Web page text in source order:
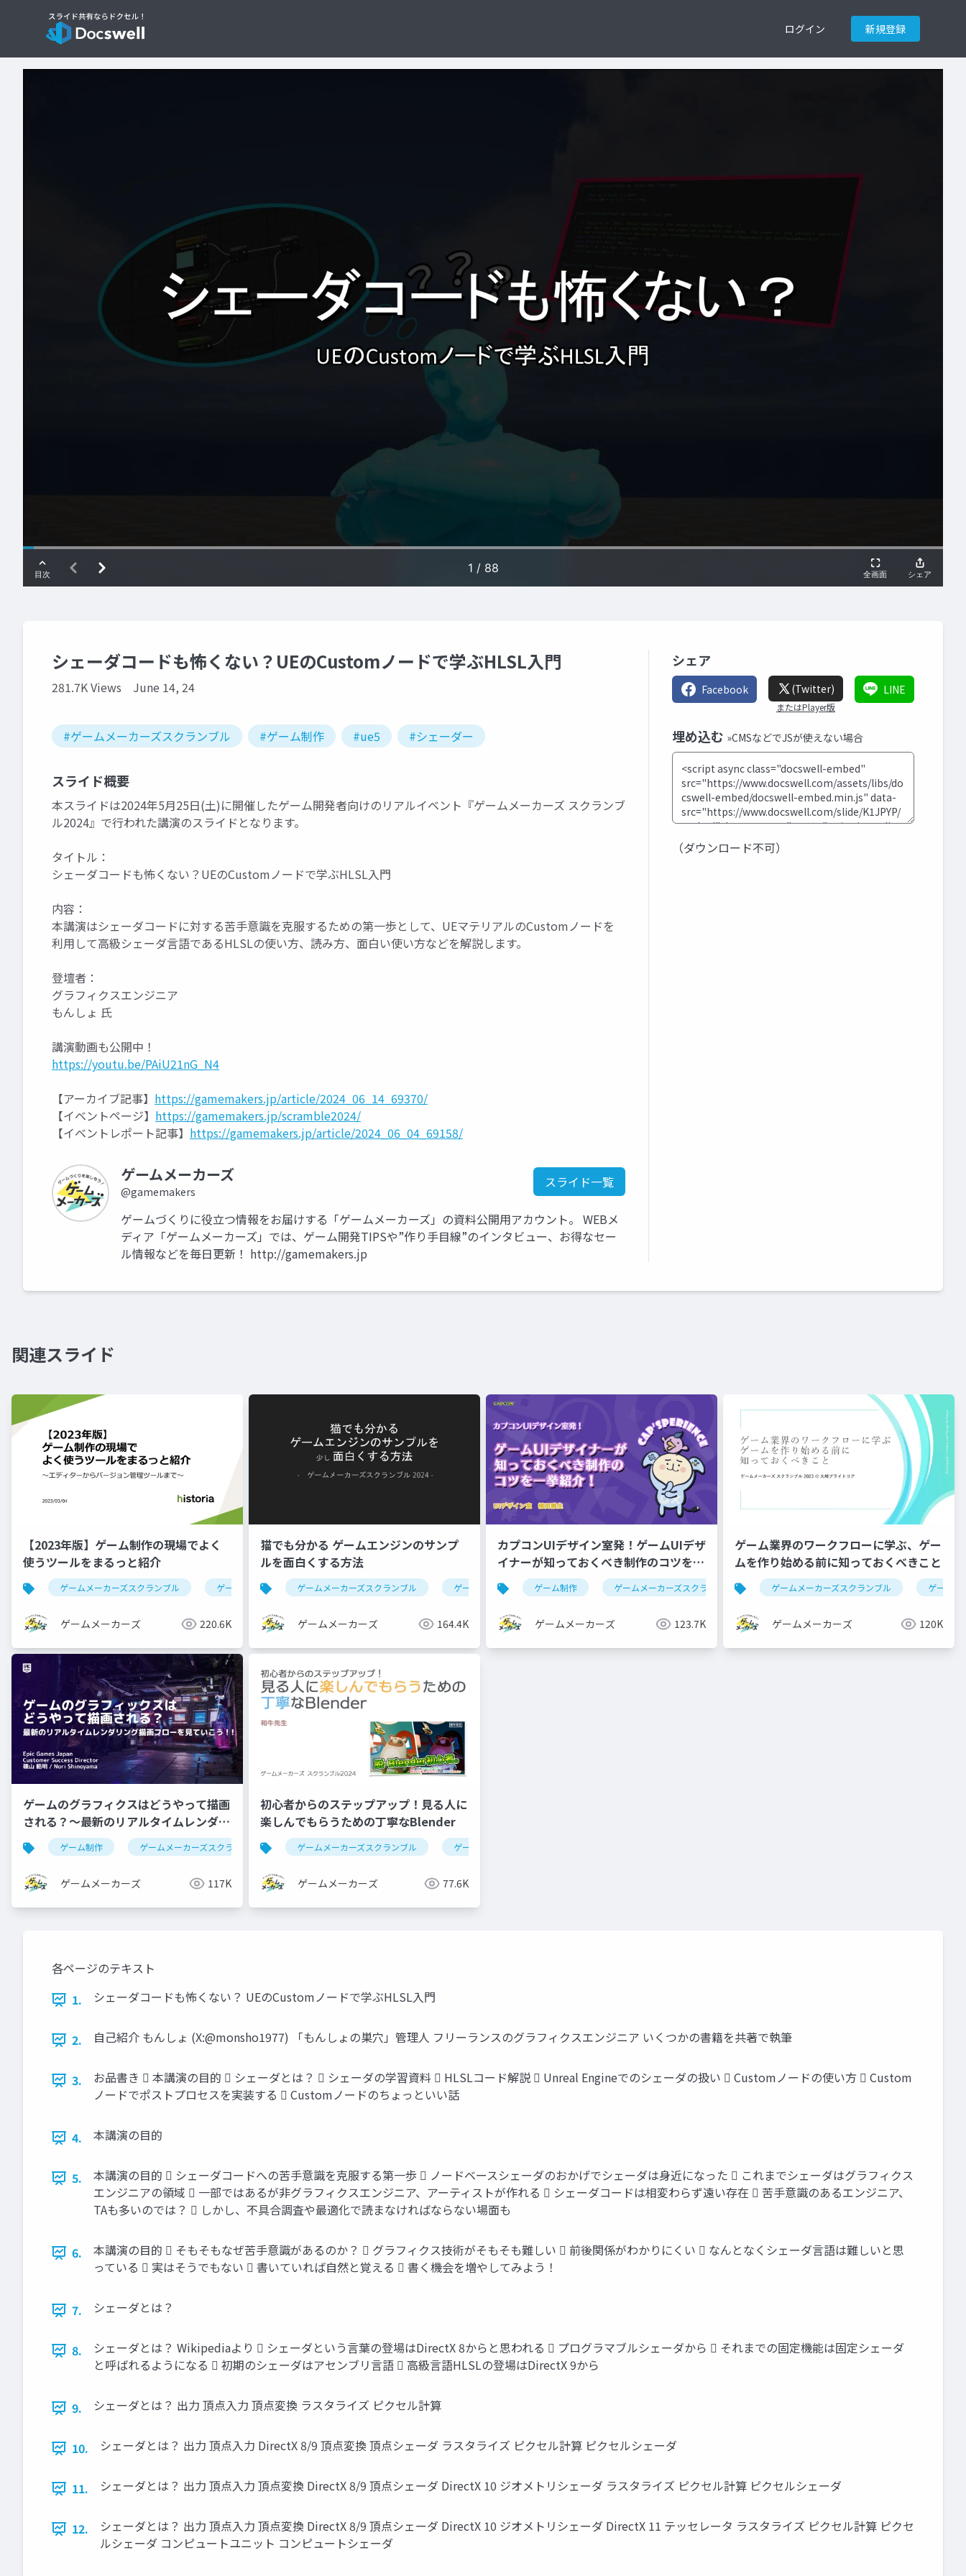
ログイン 新規登録
シェーダコードも怖くない？UEのCustomノードで学ぶHLSL入門
281.7K Views June 14, 24
#ゲームメーカーズスクランブル #ゲーム制作 #ue5 #シェーダー
スライド概要
本スライドは2024年5月25日(土)に開催したゲーム開発者向けのリアルイベント『ゲームメーカーズ スクランブ
ル2024』で行われた講演のスライドとなります。
タイトル：
シェーダコードも怖くない？UEのCustomノードで学ぶHLSL入門
内容：
本講演はシェーダコードに対する苦手意識を克服するための第一歩として、UEマテリアルのCustomノードを
利用して高級シェーダ言語であるHLSLの使い方、読み方、面白い使い方などを解説します。
登壇者：
グラフィクスエンジニア
もんしょ 氏
講演動画も公開中！
https://youtu.be/PAiU21nG_N4
【アーカイブ記事】 https://gamemakers.jp/article/2024_06_14_69370/
【イベントページ】 https://gamemakers.jp/scramble2024/
【イベントレポート記事】 https://gamemakers.jp/article/2024_06_04_69158/
ゲームメーカーズ
@gamemakers
スライド一覧
ゲームづくりに役立つ情報をお届けする「ゲームメーカーズ」の資料公開用アカウント。 WEBメ
ディア「ゲームメーカーズ」では、ゲーム開発TIPSや”作り手目線”のインタビュー、お得なセー
ル情報などを毎日更新！ http://gamemakers.jp
シェア
Facebook (Twitter)
またはPlayer版
LINE
埋め込む »CMSなどでJSが使えない場合
（ダウンロード不可）
関連スライド
【2023年版】ゲーム制作の現場でよく
使うツールをまるっと紹介
ゲームメーカーズスクランブル ゲーム制作 ツール紹介
ゲームメーカーズ 220.6K
猫でも分かる ゲームエンジンのサンプ
ルを面白くする方法
ゲームメーカーズスクランブル ゲーム制作 ゲームエンジン
ゲームメーカーズ 164.4K
カプコンUIデザイン室発！ゲームUIデザ
イナーが知っておくべき制作のコツを一
挙紹介！ゲーム制作 ゲームメーカーズスクランブル デザイン ui
ゲームメーカーズ 123.7K
ゲーム業界のワークフローに学ぶ、ゲー
ムを作り始める前に知っておくべきこと
ゲームメーカーズスクランブル ゲーム制
ゲームメーカーズ 120K
ゲームのグラフィクスはどうやって描画
される？～最新のリアルタイムレンダリ
ング描画フローを見ていこう！～
ゲーム制作 ゲームメーカーズスクランブル レンダリング cg グラフィックス
ゲームメーカーズ 117K
初心者からのステップアップ！見る人に
楽しんでもらうための丁寧なBlender
ゲームメーカーズスクランブル ゲーム制作
ゲームメーカーズ 77.6K
各ページのテキスト
1.
シェーダコードも怖くない？ UEのCustomノードで学ぶHLSL入門
2. 自己紹介 もんしょ (X:@monsho1977) 「もんしょの巣穴」管理人 フリーランスのグラフィクスエンジニア いくつかの書籍を共著で執筆
3.
お品書き  本講演の目的  シェーダとは？  シェーダの学習資料  HLSLコード解説  Unreal Engineでのシェーダの扱い  Customノードの使い方  Custom
ノードでポストプロセスを実装する  Customノードのちょっといい話
4. 本講演の目的
5.
本講演の目的  シェーダコードへの苦手意識を克服する第一歩  ノードベースシェーダのおかげでシェーダは身近になった  これまでシェーダはグラフィクス
エンジニアの領域  一部ではあるが非グラフィクスエンジニア、アーティストが作れる  シェーダコードは相変わらず遠い存在  苦手意識のあるエンジニア、
TAも多いのでは？  しかし、不具合調査や最適化で読まなければならない場面も
6.
本講演の目的  そもそもなぜ苦手意識があるのか？  グラフィクス技術がそもそも難しい  前後関係がわかりにくい  なんとなくシェーダ言語は難しいと思
っている  実はそうでもない  書いていれば自然と覚える  書く機会を増やしてみよう！
7. シェーダとは？
8.
シェーダとは？ Wikipediaより  シェーダという言葉の登場はDirectX 8からと思われる  プログラマブルシェーダから  それまでの固定機能は固定シェーダ
と呼ばれるようになる  初期のシェーダはアセンブリ言語  高級言語HLSLの登場はDirectX 9から
9. シェーダとは？ 出力 頂点入力 頂点変換 ラスタライズ ピクセル計算
10. シェーダとは？ 出力 頂点入力 DirectX 8/9 頂点変換 頂点シェーダ ラスタライズ ピクセル計算 ピクセルシェーダ
11. シェーダとは？ 出力 頂点入力 頂点変換 DirectX 8/9 頂点シェーダ DirectX 10 ジオメトリシェーダ ラスタライズ ピクセル計算 ピクセルシェーダ
12.
シェーダとは？ 出力 頂点入力 頂点変換 DirectX 8/9 頂点シェーダ DirectX 10 ジオメトリシェーダ DirectX 11 テッセレータ ラスタライズ ピクセル計算 ピクセ
ルシェーダ コンピュートユニット コンピュートシェーダ